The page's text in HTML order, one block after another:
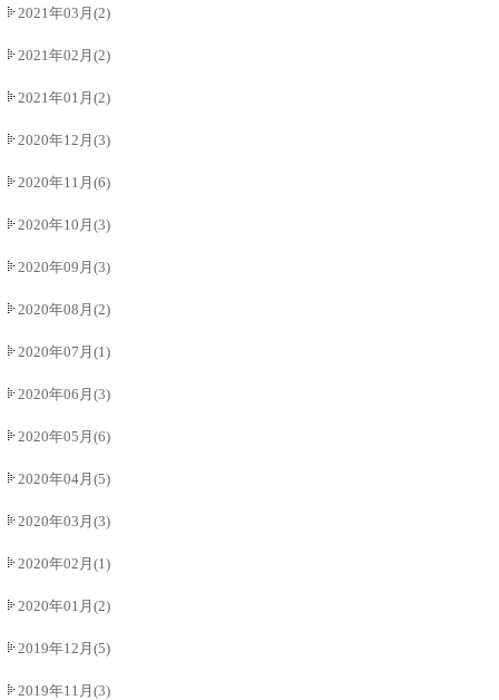
2021年03月(2)
2021年02月(2)
2021年01月(2)
2020年12月(3)
2020年11月(6)
2020年10月(3)
2020年09月(3)
2020年08月(2)
2020年07月(1)
2020年06月(3)
2020年05月(6)
2020年04月(5)
2020年03月(3)
2020年02月(1)
2020年01月(2)
2019年12月(5)
2019年11月(3)